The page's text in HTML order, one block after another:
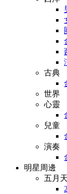
古典
世界
心靈
兒童
演奏
明星周邊
五月